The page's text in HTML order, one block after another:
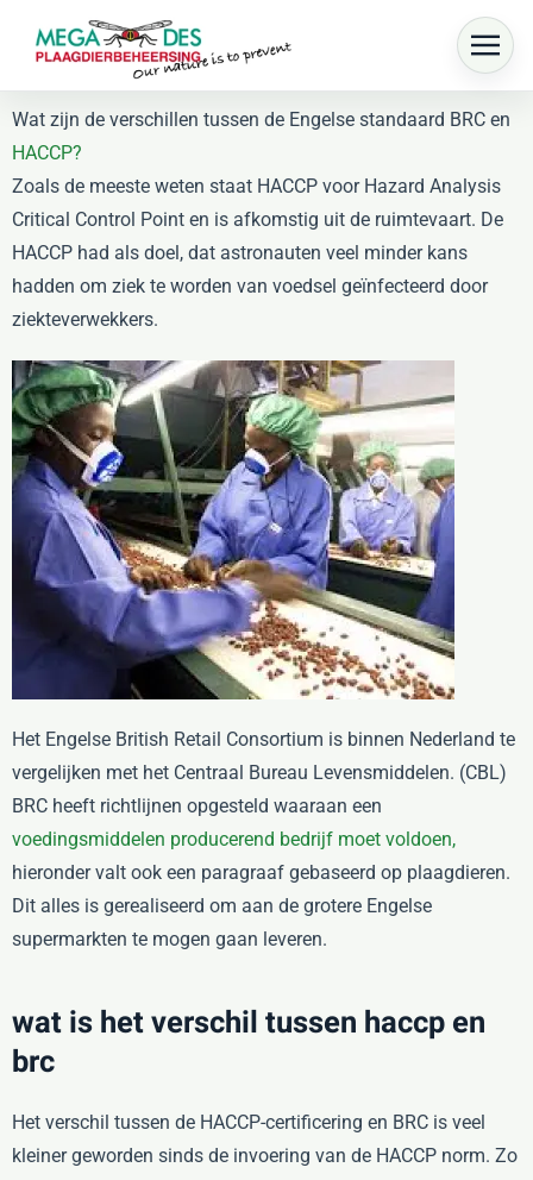
Skip to main content
Wat zijn de verschillen tussen de Engelse standaard BRC en
HACCP?
Zoals de meeste weten staat HACCP voor Hazard Analysis
Critical Control Point en is afkomstig uit de ruimtevaart. De
HACCP had als doel, dat astronauten veel minder kans
hadden om ziek te worden van voedsel geïnfecteerd door
ziekteverwekkers.
Het Engelse British Retail Consortium is binnen Nederland te
vergelijken met het Centraal Bureau Levensmiddelen. (CBL)
BRC heeft richtlijnen opgesteld waaraan een
voedingsmiddelen producerend bedrijf moet voldoen,
hieronder valt ook een paragraaf gebaseerd op plaagdieren.
Dit alles is gerealiseerd om aan de grotere Engelse
supermarkten te mogen gaan leveren.
wat is het verschil tussen haccp en
brc
Het verschil tussen de HACCP-certificering en BRC is veel
kleiner geworden sinds de invoering van de HACCP norm. Zo